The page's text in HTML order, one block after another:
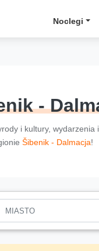
Noclegi
-
i kultury,
Šibenik - Dalmacja!
MIASTO